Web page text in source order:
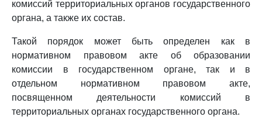
комиссий территориальных органов государственного
органа, а также их состав.
Такой порядок может быть определен как в
нормативном правовом акте об образовании
комиссии в государственном органе, так и в
отдельном нормативном правовом акте,
посвященном деятельности комиссий в
территориальных органах государственного органа.